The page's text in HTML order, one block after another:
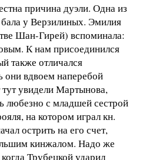
причина дуэли. Одна из
у Верзилиных. Эмилия
Шан-Гирей) вспоминала:
К нам присоединился
также отличался
они вдвоем наперебой
увидели Мартынова,
любезно с младшей сестрой
на котором играл кн.
острить на его счет,
кинжалом. Надо же
Трубецкой ударил